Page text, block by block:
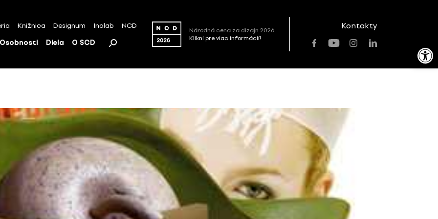
Open toolbar
Knižnica Designum Inolab NCD
Osobnosti Diela O SCD
Národná cena za dizajn 2026
Klikni pre viac informácií!
Kontakty